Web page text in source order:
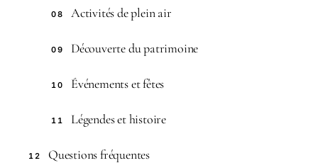
08 Activités de plein air
09 Découverte du patrimoine
10 Événements et fêtes
11 Légendes et histoire
12 Questions fréquentes